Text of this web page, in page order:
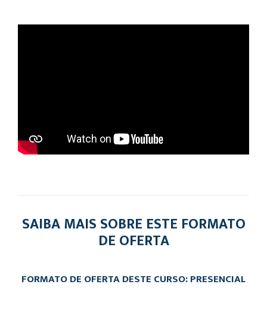
SAIBA MAIS SOBRE ESTE FORMATO
DE OFERTA
FORMATO DE OFERTA DESTE CURSO: PRESENCIAL